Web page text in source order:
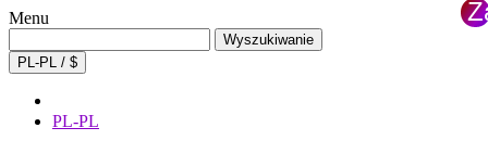
Menu
Wyszukiwanie
PL-PL / $
PL-PL